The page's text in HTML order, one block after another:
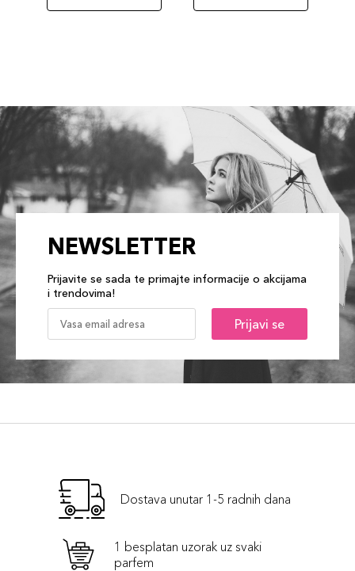
NEWSLETTER
Prijavite se sada te primajte informacije o akcijama
i trendovima!
Prijavi se
Dostava unutar 1-5 radnih dana
1 besplatan uzorak uz svaki
parfem